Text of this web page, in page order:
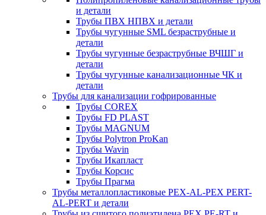
и детали
Трубы ПВХ НПВХ и детали
Трубы чугунные SML безраструбные и
детали
Трубы чугунные безраструбные ВЧШГ и
детали
Трубы чугунные канализационные ЧК и
детали
Трубы для канализации гофрированные
Трубы COREX
Трубы FD PLAST
Трубы MAGNUM
Трубы Polytron ProKan
Трубы Wavin
Трубы Икапласт
Трубы Корсис
Трубы Прагма
Трубы металлопластиковые PEX-AL-PEX PERT-
AL-PERT и детали